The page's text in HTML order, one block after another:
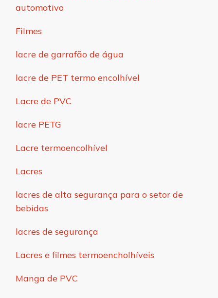
automotivo
Filmes
lacre de garrafão de água
lacre de PET termo encolhível
Lacre de PVC
lacre PETG
Lacre termoencolhível
Lacres
lacres de alta segurança para o setor de
bebidas
lacres de segurança
Lacres e filmes termoencholhíveis
Manga de PVC